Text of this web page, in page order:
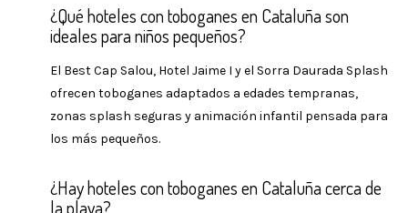
¿Qué hoteles con toboganes en Cataluña son
ideales para niños pequeños?
El Best Cap Salou, Hotel Jaime I y el Sorra Daurada Splash
ofrecen toboganes adaptados a edades tempranas,
zonas splash seguras y animación infantil pensada para
los más pequeños.
¿Hay hoteles con toboganes en Cataluña cerca de
la playa?